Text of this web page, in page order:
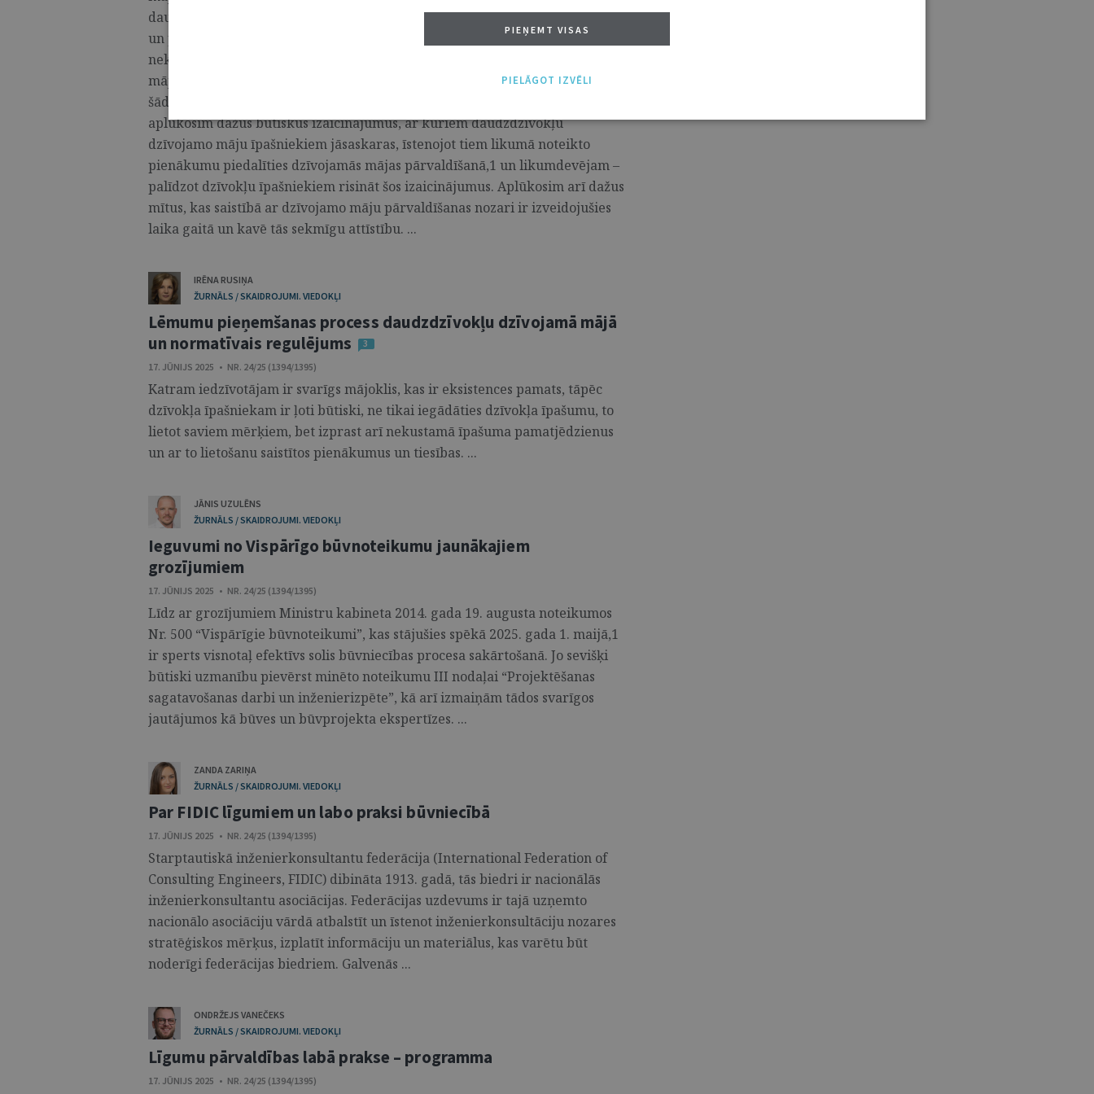
daudzām personām, kurām bieži ir atšķirīgi uzskati par īpašnieku tiesībām
un pienākumiem, kā arī atšķiras spēja segt izdevumus, kas saistīti ar šo
nekustamo īpašumu uzturēšanu, rada nepieciešamību meklēt jaunus
mājokļu politikas, normatīvi tiesiskos un informāciju tehnoloģiju risinājumus
šādu dzīvojamo māju efektīvas pārvaldīšanas nodrošināšanai. Šajā rakstā
aplūkosim dažus būtiskus izaicinājumus, ar kuriem daudzdzīvokļu
dzīvojamo māju īpašniekiem jāsaskaras, īstenojot tiem likumā noteikto
pienākumu piedalīties dzīvojamās mājas pārvaldīšanā,1 un likumdevējam –
palīdzot dzīvokļu īpašniekiem risināt šos izaicinājumus. Aplūkosim arī dažus
mītus, kas saistībā ar dzīvojamo māju pārvaldīšanas nozari ir izveidojušies
laika gaitā un kavē tās sekmīgu attīstību. ...
IRĒNA RUSIŅA
ŽURNĀLS / SKAIDROJUMI. VIEDOKĻI
Lēmumu pieņemšanas process daudzdzīvokļu dzīvojamā mājā
un normatīvais regulējums
3
17. JŪNIJS 2025 • NR. 24/25 (1394/1395)
Katram iedzīvotājam ir svarīgs mājoklis, kas ir eksistences pamats, tāpēc
dzīvokļa īpašniekam ir ļoti būtiski, ne tikai iegādāties dzīvokļa īpašumu, to
lietot saviem mērķiem, bet izprast arī nekustamā īpašuma pamatjēdzienus
un ar to lietošanu saistītos pienākumus un tiesības. ...
JĀNIS UZULĒNS
ŽURNĀLS / SKAIDROJUMI. VIEDOKĻI
Ieguvumi no Vispārīgo būvnoteikumu jaunākajiem
grozījumiem
17. JŪNIJS 2025 • NR. 24/25 (1394/1395)
Līdz ar grozījumiem Ministru kabineta 2014. gada 19. augusta noteikumos
Nr. 500 “Vispārīgie būvnoteikumi”, kas stājušies spēkā 2025. gada 1. maijā,1
ir sperts visnotaļ efektīvs solis būvniecības procesa sakārtošanā. Jo sevišķi
būtiski uzmanību pievērst minēto noteikumu III nodaļai “Projektēšanas
sagatavošanas darbi un inženierizpēte”, kā arī izmaiņām tādos svarīgos
jautājumos kā būves un būvprojekta ekspertīzes. ...
ZANDA ZARIŅA
ŽURNĀLS / SKAIDROJUMI. VIEDOKĻI
Par FIDIC līgumiem un labo praksi būvniecībā
17. JŪNIJS 2025 • NR. 24/25 (1394/1395)
Starptautiskā inženierkonsultantu federācija (International Federation of
Consulting Engineers, FIDIC) dibināta 1913. gadā, tās biedri ir nacionālās
inženierkonsultantu asociācijas. Federācijas uzdevums ir tajā uzņemto
nacionālo asociāciju vārdā atbalstīt un īstenot inženierkonsultāciju nozares
stratēģiskos mērķus, izplatīt informāciju un materiālus, kas varētu būt
noderīgi fede­rācijas biedriem. Galvenās ...
ONDRŽEJS VANEČEKS
ŽURNĀLS / SKAIDROJUMI. VIEDOKĻI
Līgumu pārvaldības labā prakse – programma
17. JŪNIJS 2025 • NR. 24/25 (1394/1395)
PIEŅEMT VISAS
PIELĀGOT IZVĒLI